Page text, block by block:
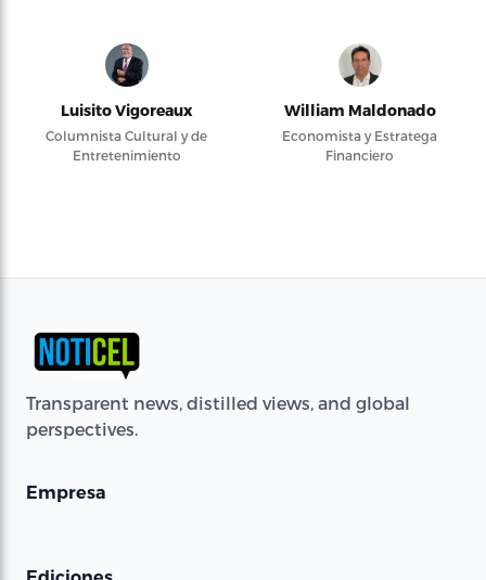
Luisito Vigoreaux
Columnista Cultural y de
Entretenimiento
William Maldonado
Economista y Estratega
Financiero
Transparent news, distilled views, and global
perspectives.
Empresa